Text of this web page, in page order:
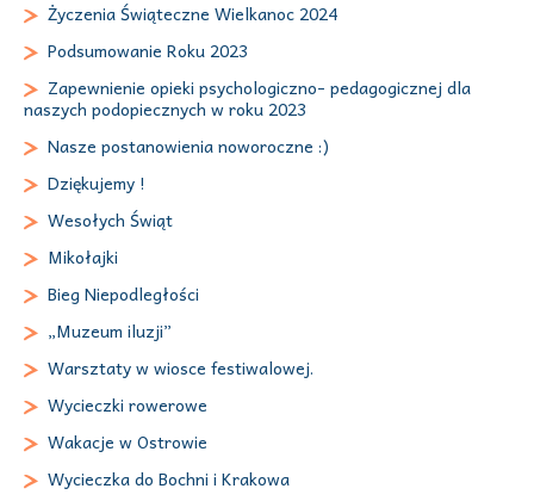
Życzenia Świąteczne Wielkanoc 2024
Podsumowanie Roku 2023
Zapewnienie opieki psychologiczno- pedagogicznej dla
naszych podopiecznych w roku 2023
Nasze postanowienia noworoczne :)
Dziękujemy !
Wesołych Świąt
Mikołajki
Bieg Niepodległości
„Muzeum iluzji”
Warsztaty w wiosce festiwalowej.
Wycieczki rowerowe
Wakacje w Ostrowie
Wycieczka do Bochni i Krakowa